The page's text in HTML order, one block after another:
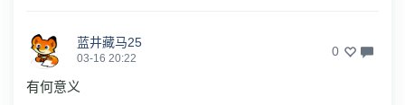
蓝井藏马25
03-16 20:22 0
有何意义